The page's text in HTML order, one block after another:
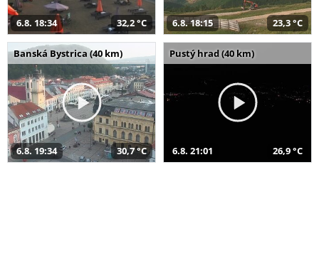
6.8. 18:34 32,2 °C 6.8. 18:15 23,3 °C
Banská Bystrica (40 km)
6.8. 19:34 30,7 °C
Pustý hrad (40 km)
6.8. 21:01 26,9 °C